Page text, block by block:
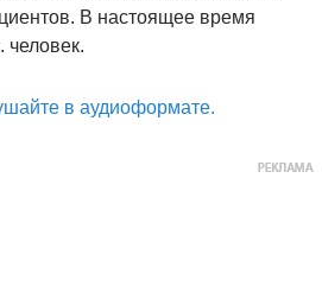
В настоящее время
человек.
в аудиоформате.